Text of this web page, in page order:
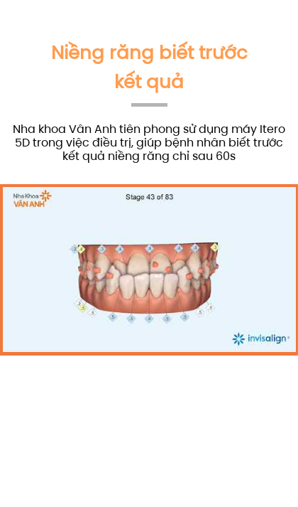
Nha khoa Vân Anh tiên phong sử dụng máy Itero
5D trong việc điều trị, giúp bệnh nhân biết trước
kết quả niềng răng chỉ sau 60s
Niềng răng biết trước
kết quả